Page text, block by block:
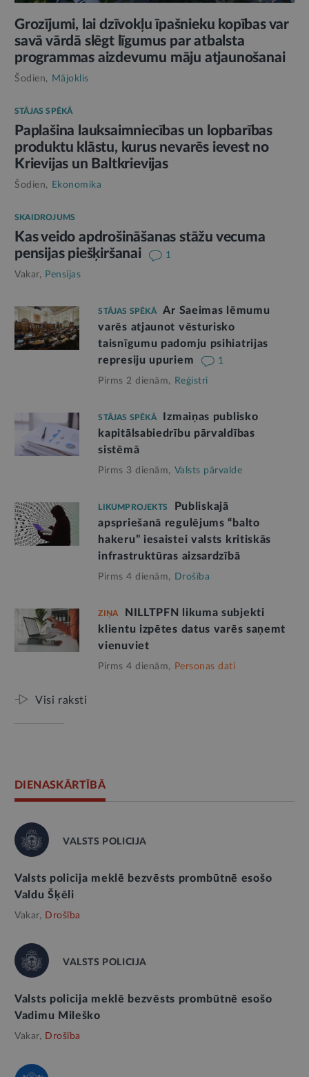
Grozījumi, lai dzīvokļu īpašnieku kopības var
savā vārdā slēgt līgumus par atbalsta
programmas aizdevumu māju atjaunošanai
Šodien, Mājoklis
STĀJAS SPĒKĀ
Paplašina lauksaimniecības un lopbarības
produktu klāstu, kurus nevarēs ievest no
Krievijas un Baltkrievijas
Šodien, Ekonomika
SKAIDROJUMS
Kas veido apdrošināšanas stāžu vecuma
pensijas piešķiršanai
1
Vakar, Pensijas
STĀJAS SPĒKĀ
Ar Saeimas lēmumu
varēs atjaunot vēsturisko
taisnīgumu padomju psihiatrijas
represiju upuriem
1
Pirms 2 dienām, Reģistri
STĀJAS SPĒKĀ
Izmaiņas publisko
kapitālsabiedrību pārvaldības
sistēmā
Pirms 3 dienām, Valsts pārvalde
LIKUMPROJEKTS
Publiskajā
apspriešanā regulējums “balto
hakeru” iesaistei valsts kritiskās
infrastruktūras aizsardzībā
Pirms 4 dienām, Drošība
ZIŅA
NILLTPFN likuma subjekti
klientu izpētes datus varēs saņemt
vienuviet
Pirms 4 dienām, Personas dati
Visi raksti
DIENASKĀRTĪBĀ
VALSTS POLICIJA
Valsts policija meklē bezvēsts prombūtnē esošo
Valdu Šķēli
Vakar, Drošība
VALSTS POLICIJA
Valsts policija meklē bezvēsts prombūtnē esošo
Vadimu Mileško
Vakar, Drošība